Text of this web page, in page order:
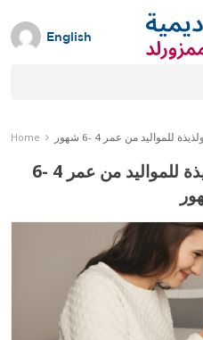
to
content
English
Home من عمر 4 -6 شهور
وصفات طعام سهلة ولذيذة للمواليد من عمر 4 -6